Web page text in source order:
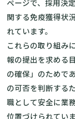
ページで、採用決
関する免疫獲得状
れています。
これらの取り組み
報の提出を求める
の確保」のためで
の可否を判断する
職として安全に業
位置づけられていま